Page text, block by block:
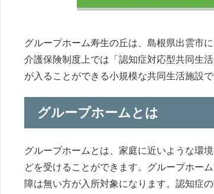
グループホーム寿生の丘は、島根県出雲市
介護保険制度上では「認知症対応型共同生
が入ることができる小規模な共同生活施設で
グループホームとは
グループホームとは、家庭に近いような環
どを受けることができます。グループホー
障は無い方が入所対象になります。認知症